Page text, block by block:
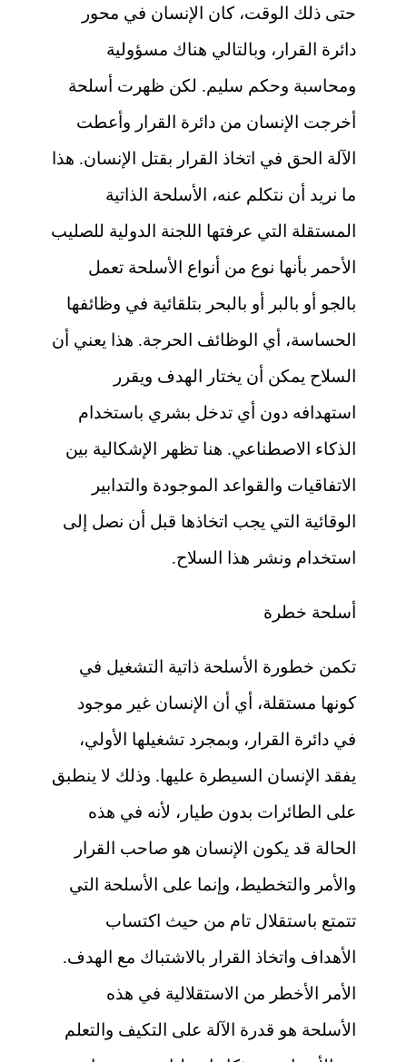
حتى ذلك الوقت، كان الإنسان في محور
دائرة القرار، وبالتالي هناك مسؤولية
ومحاسبة وحكم سليم. لكن ظهرت أسلحة
أخرجت الإنسان من دائرة القرار وأعطت
الآلة الحق في اتخاذ القرار بقتل الإنسان. هذا
ما نريد أن نتكلم عنه، الأسلحة الذاتية
المستقلة التي عرفتها اللجنة الدولية للصليب
الأحمر بأنها نوع من أنواع الأسلحة تعمل
بالجو أو بالبر أو بالبحر بتلقائية في وظائفها
الحساسة، أي الوظائف الحرجة. هذا يعني أن
السلاح يمكن أن يختار الهدف ويقرر
استهدافه دون أي تدخل بشري باستخدام
الذكاء الاصطناعي. هنا تظهر الإشكالية بين
الاتفاقيات والقواعد الموجودة والتدابير
الوقائية التي يجب اتخاذها قبل أن نصل إلى
استخدام ونشر هذا السلاح.
أسلحة خطرة
تكمن خطورة الأسلحة ذاتية التشغيل في
كونها مستقلة، أي أن الإنسان غير موجود
في دائرة القرار، وبمجرد تشغيلها الأولي،
يفقد الإنسان السيطرة عليها. وذلك لا ينطبق
على الطائرات بدون طيار، لأنه في هذه
الحالة قد يكون الإنسان هو صاحب القرار
والأمر والتخطيط، وإنما على الأسلحة التي
تتمتع باستقلال تام من حيث اكتساب
الأهداف واتخاذ القرار بالاشتباك مع الهدف.
الأمر الأخطر من الاستقلالية في هذه
الأسلحة هو قدرة الآلة على التكيف والتعلم